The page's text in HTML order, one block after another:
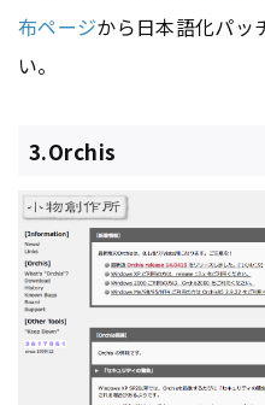
布ページから日本語化パッ
い。
3.Orchis